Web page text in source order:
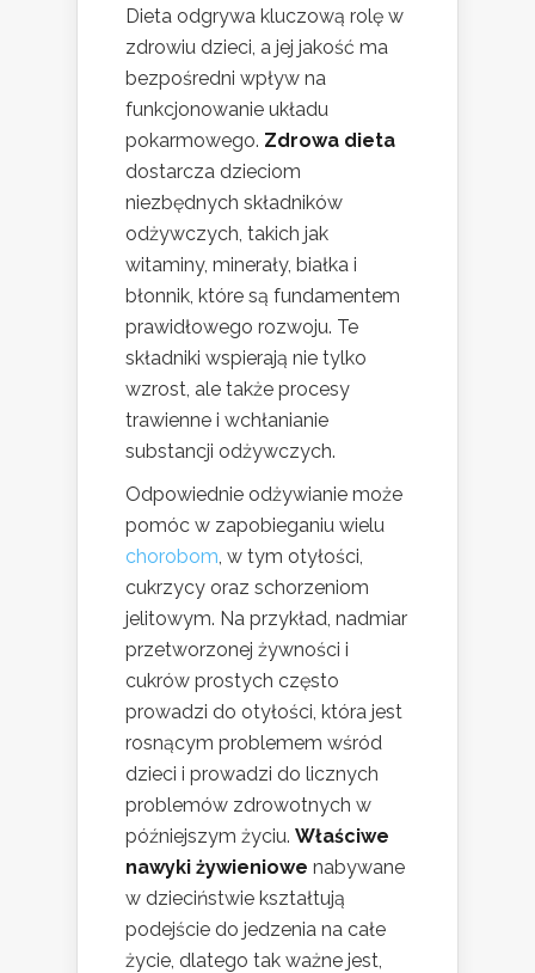
Dieta odgrywa kluczową rolę w
zdrowiu dzieci, a jej jakość ma
bezpośredni wpływ na
funkcjonowanie układu
pokarmowego. Zdrowa dieta
dostarcza dzieciom
niezbędnych składników
odżywczych, takich jak
witaminy, minerały, białka i
błonnik, które są fundamentem
prawidłowego rozwoju. Te
składniki wspierają nie tylko
wzrost, ale także procesy
trawienne i wchłanianie
substancji odżywczych.
Odpowiednie odżywianie może
pomóc w zapobieganiu wielu
chorobom , w tym otyłości,
cukrzycy oraz schorzeniom
jelitowym. Na przykład, nadmiar
przetworzonej żywności i
cukrów prostych często
prowadzi do otyłości, która jest
rosnącym problemem wśród
dzieci i prowadzi do licznych
problemów zdrowotnych w
późniejszym życiu. Właściwe
nawyki żywieniowe nabywane
w dzieciństwie kształtują
podejście do jedzenia na całe
życie, dlatego tak ważne jest,